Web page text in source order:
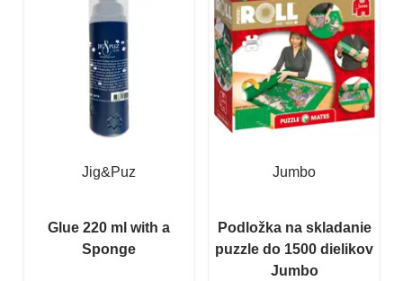
Jig&Puz
Glue 220 ml with a
Sponge
Jumbo
Podložka na skladanie
puzzle do 1500 dielikov
Jumbo